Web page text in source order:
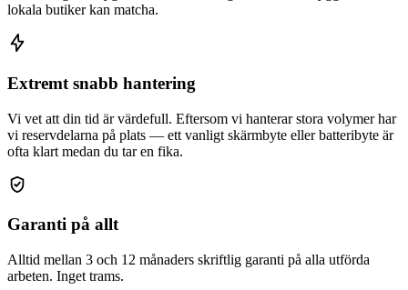
lokala butiker kan matcha.
Extremt snabb hantering
Vi vet att din tid är värdefull. Eftersom vi hanterar stora volymer har
vi reservdelarna på plats — ett vanligt skärmbyte eller batteribyte är
ofta klart medan du tar en fika.
Garanti på allt
Alltid mellan 3 och 12 månaders skriftlig garanti på alla utförda
arbeten. Inget trams.